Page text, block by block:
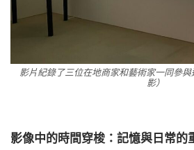
影片紀錄了三位在地商家和藝術家一同參
影）
影像中的時間穿梭：記憶與日常的